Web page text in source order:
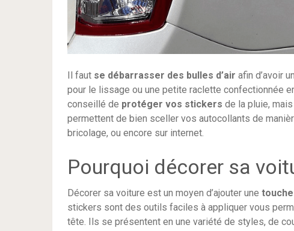
Il faut se débarrasser des bulles d’air afin d’avoir
pour le lissage ou une petite raclette confectionnée
conseillé de protéger vos stickers de la pluie,
permettent de bien sceller vos autocollants de
bricolage, ou encore sur internet.
Pourquoi décorer sa
Décorer sa voiture est un moyen d’ajouter une
stickers sont des outils faciles à appliquer vous
tête. Ils se présentent en une variété de styles, de